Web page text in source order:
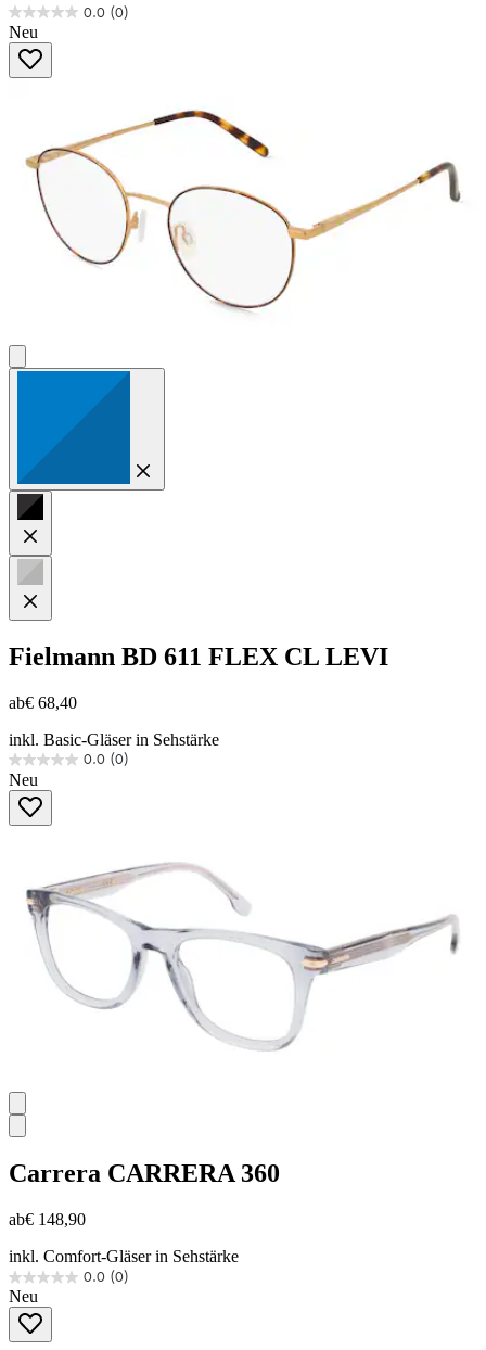
0.0 (0)
0.0
von
Sternen.
Neu
Fielmann BD 611 FLEX CL LEVI
ab€ 68,40
inkl. Basic-Gläser in Sehstärke
0.0 (0)
0.0
von
Sternen.
Neu
Carrera CARRERA 360
ab€ 148,90
inkl. Comfort-Gläser in Sehstärke
0.0 (0)
0.0
von
Sternen.
Neu